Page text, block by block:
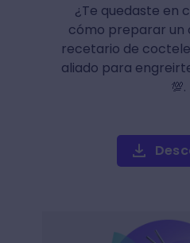
¿Te quedaste en
cómo preparar un
recetario de
aliado para
💯.